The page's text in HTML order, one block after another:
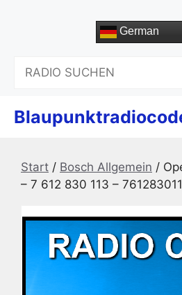
German
Start / Bosch Allgemein /
– 7 612 830 113 –